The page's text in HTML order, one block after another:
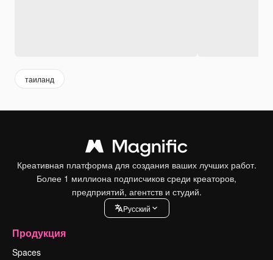
таиланд
Креативная платформа для создания ваших лучших работ.
Более 1 миллиона подписчиков среди креаторов,
предприятий, агентств и студий.
Pусский
Продукция
Spaces